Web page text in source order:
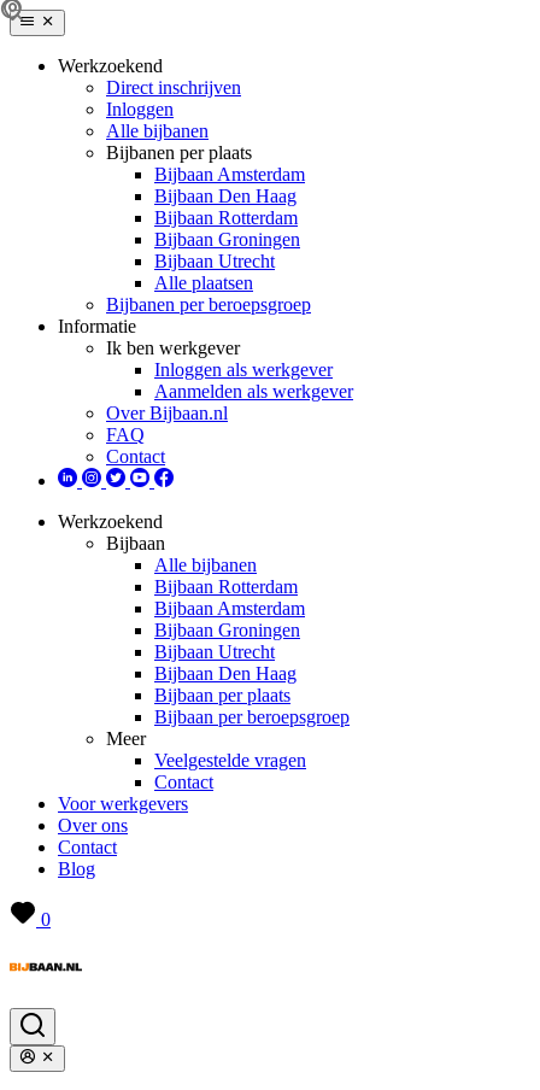
Werkzoekend
Direct inschrijven
Inloggen
Alle bijbanen
Bijbanen per plaats
Bijbaan Amsterdam
Bijbaan Den Haag
Bijbaan Rotterdam
Bijbaan Groningen
Bijbaan Utrecht
Alle plaatsen
Bijbanen per beroepsgroep
Informatie
Ik ben werkgever
Inloggen als werkgever
Aanmelden als werkgever
Over Bijbaan.nl
FAQ
Contact
Werkzoekend
Bijbaan
Alle bijbanen
Bijbaan Rotterdam
Bijbaan Amsterdam
Bijbaan Groningen
Bijbaan Utrecht
Bijbaan Den Haag
Bijbaan per plaats
Bijbaan per beroepsgroep
Meer
Veelgestelde vragen
Contact
Voor werkgevers
Over ons
Contact
Blog
0